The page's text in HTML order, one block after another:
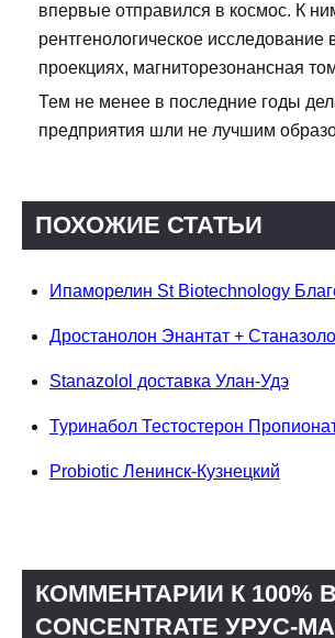
впервые отправился в космос. К
рентгенологическое исследование
проекциях, магниторезонансная
Тем не менее в последние годы
предприятия шли не лучшим
ПОХОЖИЕ СТАТЬИ
Ипаморелин St Biotechnology
Дростанолон Энантат +
Stanazolol доставка Улан-Удэ
Туринабол Тестостерон
Probiotic Ленинск-Кузнецкий
КОММЕНТАРИИ К 100%
CONCENTRATE УРУС-